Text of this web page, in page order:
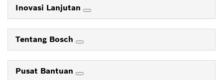
Inovasi Lanjutan
Tentang Bosch
Pusat Bantuan